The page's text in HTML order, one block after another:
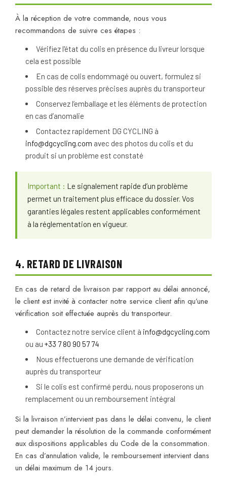
À la réception de votre commande, nous vous
recommandons de suivre ces étapes :
Vérifiez l'état du colis en présence du livreur lorsque
cela est possible
En cas de colis endommagé ou ouvert, formulez si
possible des réserves précises auprès du transporteur
Conservez l’emballage et les éléments de protection
en cas d’anomalie
Contactez rapidement DG CYCLING à
info@dgcycling.com avec des photos du colis et du
produit si un problème est constaté
Important : Le signalement rapide d’un problème
permet un traitement plus efficace du dossier. Vos
garanties légales restent applicables conformément
à la réglementation en vigueur.
4. RETARD DE LIVRAISON
En cas de retard de livraison par rapport au délai annoncé,
le client est invité à contacter notre service client afin qu’une
vérification soit effectuée auprès du transporteur.
Contactez notre service client à info@dgcycling.com
ou au +33 7 80 90 57 74
Nous effectuerons une demande de vérification
auprès du transporteur
Si le colis est confirmé perdu, nous proposerons un
remplacement ou un remboursement intégral
Si la livraison n’intervient pas dans le délai convenu, le client
peut demander la résolution de la commande conformément
aux dispositions applicables du Code de la consommation.
En cas d’annulation valide, le remboursement intervient dans
un délai maximum de 14 jours.